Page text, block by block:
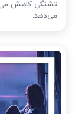
تشنگی کاهش
می‌دهد.